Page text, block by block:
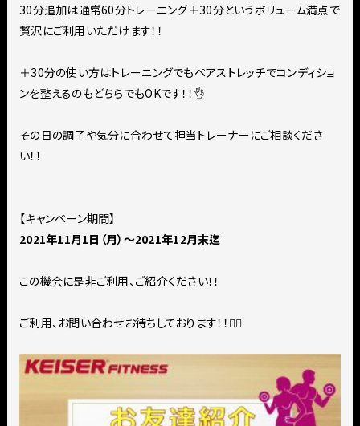
30分追加は通常60分トレーニング＋30分というボリューム満点で
贅沢にご利用いただけます！！
＋30分の使い方はトレーニングでもペアストレッチでコンディショ
ンを整えるのもどちらでもOKです！！👌
その日の調子や気分に合わせて担当トレーナーにご相談くださ
い！！
【キャンペーン期間】
2021年11月1日（月）〜2021年12月末迄
この機会に是非ご利用、ご紹介ください！！
ご利用、お問い合わせお待ちしております！！🙋‍♂️